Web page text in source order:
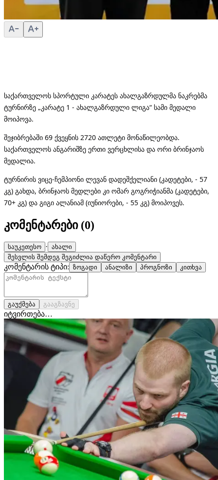
საქართველოს სპორტული კარატეს ახალგაზრდულმა ნაკრებმა
ტურნირზე „კარატე 1 - ახალგაზრდული ლიგა“ სამი მედალი
მოიპოვა.
შეჯიბრებაში 69 ქვეყნის 2720 ათლეტი მონაწილეობდა.
საქართველოს ანგარიშზე ერთი ვერცხლისა და ორი ბრინჯაოს
მედალია.
ტურნირის ვიცე-ჩემპიონი ლევან დადეშქელიანი (კადეტები, - 57
კგ) გახდა, ბრინჯაოს მედლები კი ომარ გოგრიჭიანმა (კადეტები,
70+ კგ) და გიგი ალანიამ (იუნიორები, - 55 კგ) მოიპოვეს.
კომენტარები (0)
საუკეთესო · ახალი
შესვლის შემდეგ შეგიძლია დაწერო კომენტარი
კომენტარის ტიპი: ზოგადი ანალიზი პროგნოზი კითხვა
გაუქმება გააგზავნე
იტვირთება…